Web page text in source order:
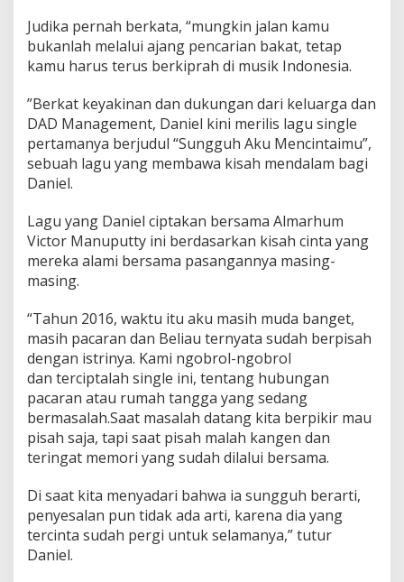
Judika pernah berkata, “mungkin jalan kamu
bukanlah melalui ajang pencarian bakat, tetap
kamu harus terus berkiprah di musik Indonesia.
”Berkat keyakinan dan dukungan dari keluarga dan
DAD Management, Daniel kini merilis lagu single
pertamanya berjudul “Sungguh Aku Mencintaimu”,
sebuah lagu yang membawa kisah mendalam bagi
Daniel.
Lagu yang Daniel ciptakan bersama Almarhum
Victor Manuputty ini berdasarkan kisah cinta yang
mereka alami bersama pasangannya masing-
masing.
“Tahun 2016, waktu itu aku masih muda banget,
masih pacaran dan Beliau ternyata sudah berpisah
dengan istrinya. Kami ngobrol-ngobrol
dan terciptalah single ini, tentang hubungan
pacaran atau rumah tangga yang sedang
bermasalah.Saat masalah datang kita berpikir mau
pisah saja, tapi saat pisah malah kangen dan
teringat memori yang sudah dilalui bersama.
Di saat kita menyadari bahwa ia sungguh berarti,
penyesalan pun tidak ada arti, karena dia yang
tercinta sudah pergi untuk selamanya,” tutur
Daniel.